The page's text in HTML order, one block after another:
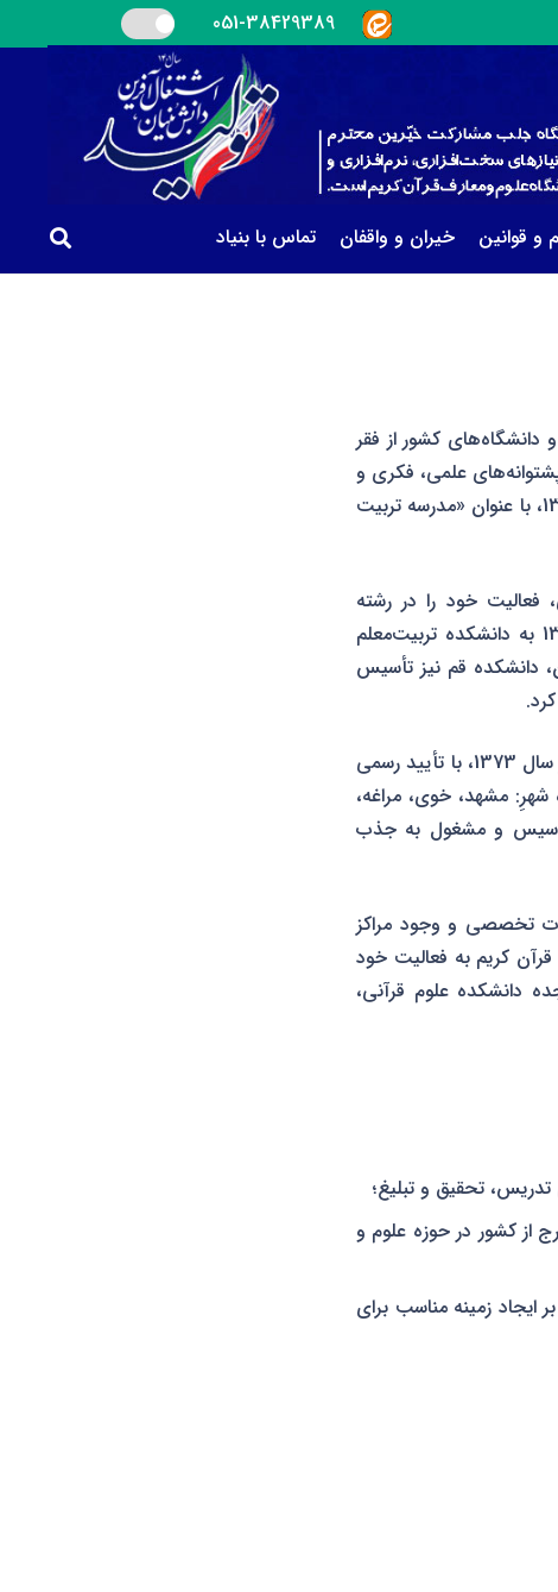
051-38429389
و قوانین خیران و واقفان تماس با بنیاد
دانشگاه‌های کشور از فقر
علمی، فکری و
عقیدتیِ صحیح و به‌روز؛ و همچنین به‌منظور بهره‌وری مطلوب از موقوفات قرآنی؛ در سال 1361، با عنوان «مدرسه تربیت
فعالیت خود را در رشته
تربیت‌معلم قرآن مجید از طریق آزمون سراسریِ سازمان سنجش، ادامه داد و در سال 1372 به دانشکده تربیت‌معلم
دانشکده قم نیز تأسیس
ضرورت‌های فرهنگی و آموزشی کشور و استقبال روافزون از این دانشکده‌ها، باعث شد که از سال 1373، با تأیید رسمی
شهرِ: مشهد، خوی، مراغه،
تأسیس و مشغول به جذب
تخصصی و وجود مراکز
و معارف قرآن کریم به فعالیت خود
هجده دانشکده علوم قرآنی،
تحقیق و تبلیغ؛
از کشور در حوزه علوم و
ایجاد زمینه مناسب برای